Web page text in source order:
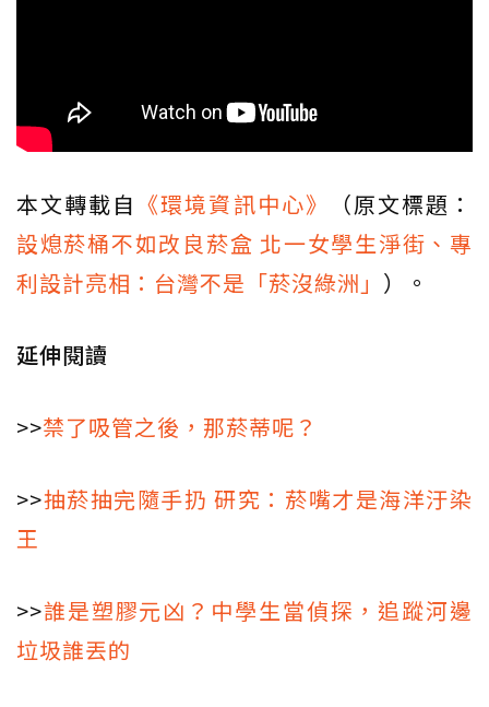
本文轉載自 《環境資訊中心》
（原文標題：
設熄菸桶不如改良菸盒 北一女學生淨街、專
利設計亮相：台灣不是「菸沒綠洲」 ）。
延伸閱讀
>>禁了吸管之後，那菸蒂呢？
>>抽菸抽完隨手扔 研究：菸嘴才是海洋汙染
王
>>誰是塑膠元凶？中學生當偵探，追蹤河邊
垃圾誰丟的